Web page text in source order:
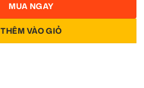
THÊM VÀO GIỎ
MUA NGAY